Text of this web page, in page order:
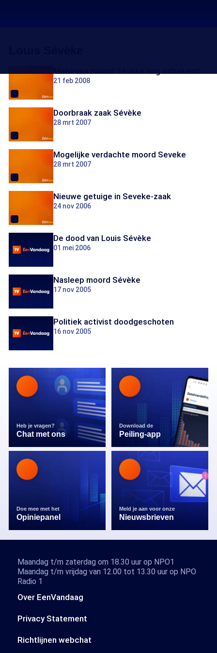
21 feb 2008
Doorbraak zaak Sévèke
28 mrt 2007
Mogelijke verdachte moord Seveke
28 mrt 2007
Nieuwe getuige in Seveke-zaak
24 nov 2006
De dood van Louis Sévèke
01 mei 2006
Nasleep moord Sévèke
17 nov 2005
Politiek activist doodgeschoten
16 nov 2005
Heb je vragen?
Chat met ons
Download de
Peiling-app
Doe mee met het
Opiniepanel
Meld je aan voor onze
Nieuwsbrieven
Over EenVandaag
Privacy Statement
Richtlijnen webchat
Maandag t/m zaterdag om 18.30 uur op NPO1
Maandag t/m vrijdag van 12.00 tot 13.30 uur op NPO
Radio 1